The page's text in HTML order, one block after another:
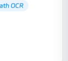
OCR